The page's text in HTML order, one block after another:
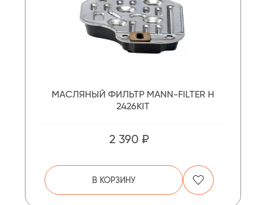
МАСЛЯНЫЙ ФИЛЬТР MANN-FILTER H
2426KIT
2 390 ₽
В КОРЗИНУ